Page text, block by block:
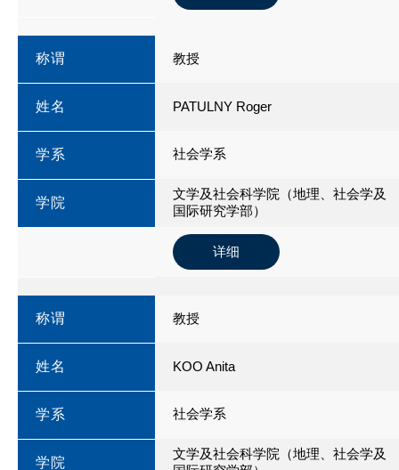
称谓 教授
姓名 PATULNY Roger
学系 社会学系
学院
文学及社会科学院（地理、社会学及
国际研究学部）
详细
称谓 教授
姓名 KOO Anita
学系 社会学系
学院
文学及社会科学院（地理、社会学及